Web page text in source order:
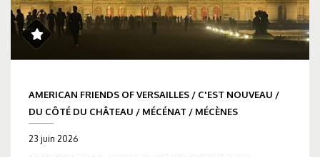
AMERICAN FRIENDS OF VERSAILLES / C'EST NOUVEAU /
DU CÔTÉ DU CHÂTEAU / MÉCÉNAT / MÉCÈNES
23 juin 2026